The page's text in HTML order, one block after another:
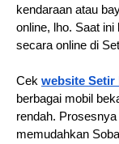
kendaraan atau
online, lho. Saat
secara online di
Cek website Setir
berbagai mobil
rendah.
memudahkan